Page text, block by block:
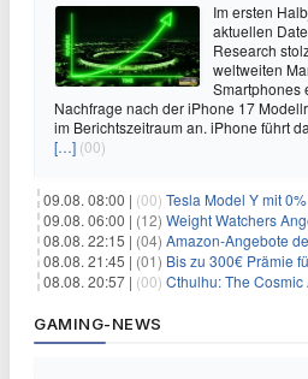
Im ersten
aktuellen
Research
weltweiten
Smartphones
Nachfrage nach der iPhone 17
im Berichtszeitraum an. iPhone führt
[…] (00)
09.08. 08:00 | (00) Tesla Model Y mit 0%
09.08. 06:00 | (12) Weight Watchers Angebot: 12
08.08. 22:15 | (04) Amazon-Angebote des
08.08. 21:45 | (01) Bis zu 300€ Prämie für KOSTENLOSES
08.08. 20:57 | (00) Cthulhu: The Cosmic
GAMING-NEWS